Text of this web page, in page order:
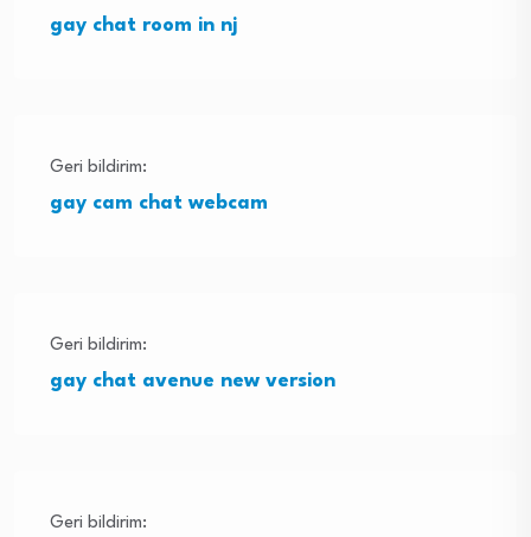
gay chat room in nj
Geri bildirim:
gay cam chat webcam
Geri bildirim:
gay chat avenue new version
Geri bildirim: